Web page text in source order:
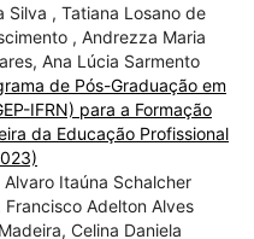
, Tatiana Losano de
, Andrezza Maria
Ana Lúcia Sarmento
de Pós-Graduação em
IFRN) para a Formação
da Educação Profissional
Itaúna Schalcher
Adelton Alves
Celina Daniela